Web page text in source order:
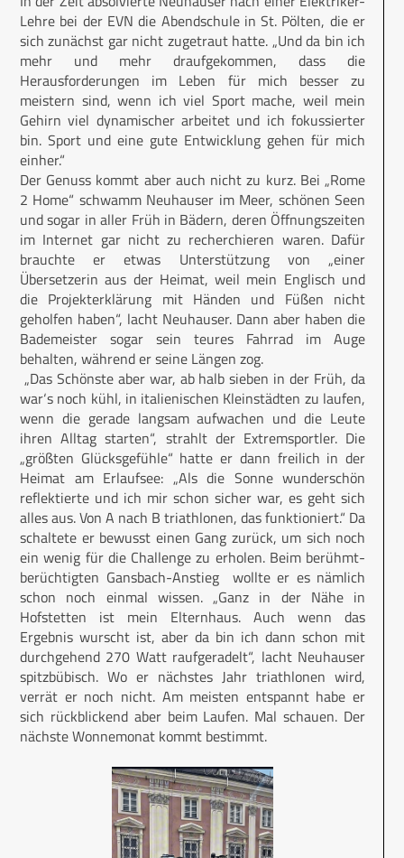
Lehre bei der EVN die Abendschule in St. Pölten, die er
sich zunächst gar nicht zugetraut hatte. „Und da bin ich
mehr und mehr draufgekommen, dass die
Herausforderungen im Leben für mich besser zu
meistern sind, wenn ich viel Sport mache, weil mein
Gehirn viel dynamischer arbeitet und ich fokussierter
bin. Sport und eine gute Entwicklung gehen für mich
einher.“
Der Genuss kommt aber auch nicht zu kurz. Bei „Rome
2 Home“ schwamm Neuhauser im Meer, schönen Seen
und sogar in aller Früh in Bädern, deren Öffnungszeiten
im Internet gar nicht zu recherchieren waren. Dafür
brauchte er etwas Unterstützung von „einer
Übersetzerin aus der Heimat, weil mein Englisch und
die Projekterklärung mit Händen und Füßen nicht
geholfen haben“, lacht Neuhauser. Dann aber haben die
Bademeister sogar sein teures Fahrrad im Auge
behalten, während er seine Längen zog.
„Das Schönste aber war, ab halb sieben in der Früh, da
war‘s noch kühl, in italienischen Kleinstädten zu laufen,
wenn die gerade langsam aufwachen und die Leute
ihren Alltag starten“, strahlt der Extremsportler. Die
„größten Glücksgefühle“ hatte er dann freilich in der
Heimat am Erlaufsee: „Als die Sonne wunderschön
reflektierte und ich mir schon sicher war, es geht sich
alles aus. Von A nach B triathlonen, das funktioniert.“ Da
schaltete er bewusst einen Gang zurück, um sich noch
ein wenig für die Challenge zu erholen. Beim berühmt-
berüchtigten Gansbach-Anstieg wollte er es nämlich
schon noch einmal wissen. „Ganz in der Nähe in
Hofstetten ist mein Elternhaus. Auch wenn das
Ergebnis wurscht ist, aber da bin ich dann schon mit
durchgehend 270 Watt raufgeradelt“, lacht Neuhauser
spitzbübisch. Wo er nächstes Jahr triathlonen wird,
verrät er noch nicht. Am meisten entspannt habe er
sich rückblickend aber beim Laufen. Mal schauen. Der
nächste Wonnemonat kommt bestimmt.